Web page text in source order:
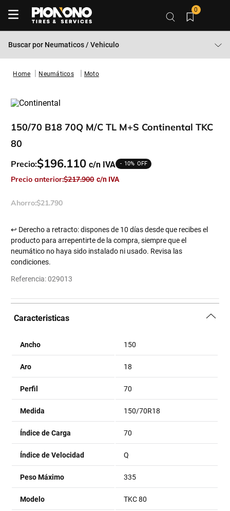
0
Buscar por Neumaticos / Vehiculo
Neumáticos Moto
150/70 B18 70Q M/C TL M+S Continental TKC
80
Precio:$196.110 10%
Precio anterior:$217.900
Ahorro:$21.790
↩ Derecho a retracto: dispones de 10 días desde que recibes el
producto para arrepentirte de la compra, siempre que el
neumático no haya sido instalado ni usado. Revisa las
condiciones.
Referencia:029013
Caracteristicas
Ancho 150
Aro 18
Perfil 70
Medida 150/70R18
Índice de Carga 70
Índice de Velocidad Q
Peso Máximo 335
Modelo TKC 80